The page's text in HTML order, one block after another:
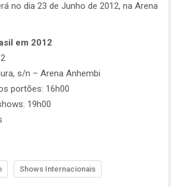
no dia 23 de Junho de 2012, na Arena
em 2012
s/n – Arena Anhembi
portões: 16h00
19h00
Shows Internacionais